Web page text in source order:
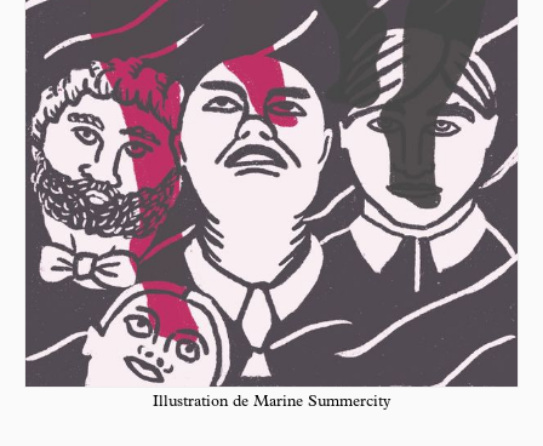
Illustration de Marine Summercity